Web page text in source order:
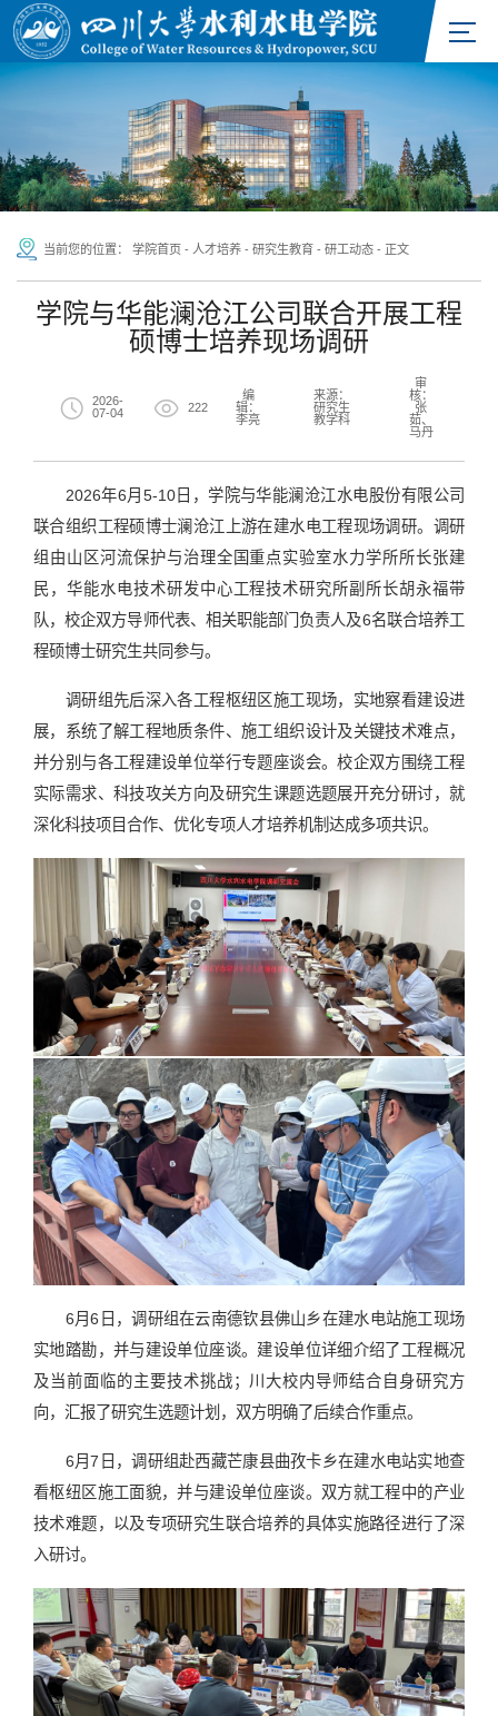
当前您的位置： 学院首页 - 人才培养 - 研究生教育 - 研工动态 - 正文
学院与华能澜沧江公司联合开展工程
硕博士培养现场调研
2026-
07-04
222
编
辑：
李亮
来源：
研究生
教学科
审
核：
张
茹、
马丹
2026年6月5-10日，学院与华能澜沧江水电股份有限公司
联合组织工程硕博士澜沧江上游在建水电工程现场调研。调研
组由山区河流保护与治理全国重点实验室水力学所所长张建
民，华能水电技术研发中心工程技术研究所副所长胡永福带
队，校企双方导师代表、相关职能部门负责人及6名联合培养工
程硕博士研究生共同参与。
调研组先后深入各工程枢纽区施工现场，实地察看建设进
展，系统了解工程地质条件、施工组织设计及关键技术难点，
并分别与各工程建设单位举行专题座谈会。校企双方围绕工程
实际需求、科技攻关方向及研究生课题选题展开充分研讨，就
深化科技项目合作、优化专项人才培养机制达成多项共识。
6月6日，调研组在云南德钦县佛山乡在建水电站施工现场
实地踏勘，并与建设单位座谈。建设单位详细介绍了工程概况
及当前面临的主要技术挑战；川大校内导师结合自身研究方
向，汇报了研究生选题计划，双方明确了后续合作重点。
6月7日，调研组赴西藏芒康县曲孜卡乡在建水电站实地查
看枢纽区施工面貌，并与建设单位座谈。双方就工程中的产业
技术难题，以及专项研究生联合培养的具体实施路径进行了深
入研讨。